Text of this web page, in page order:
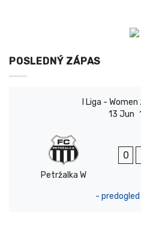
POSLEDNÝ ZÁPAS
I Liga -
13 Jun
Petržalka W
0
-